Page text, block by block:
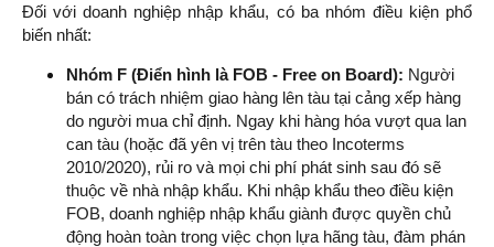
Đối với doanh nghiệp nhập khẩu, có ba nhóm điều kiện phổ
biến nhất:
Nhóm F (Điển hình là FOB - Free on Board): Người
bán có trách nhiệm giao hàng lên tàu tại cảng xếp hàng
do người mua chỉ định. Ngay khi hàng hóa vượt qua lan
can tàu (hoặc đã yên vị trên tàu theo Incoterms
2010/2020), rủi ro và mọi chi phí phát sinh sau đó sẽ
thuộc về nhà nhập khẩu. Khi nhập khẩu theo điều kiện
FOB, doanh nghiệp nhập khẩu giành được quyền chủ
động hoàn toàn trong việc chọn lựa hãng tàu, đàm phán